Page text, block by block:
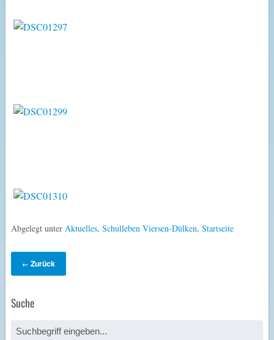
Abgelegt unter Aktuelles, Schulleben Viersen-Dülken, Startseite
← Zurück
Suche